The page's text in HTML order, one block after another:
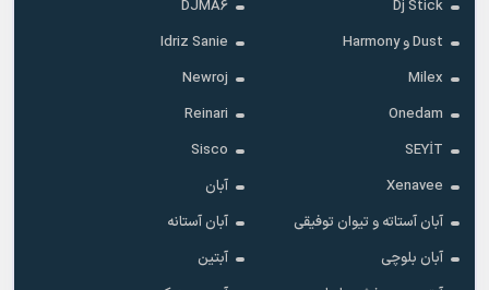
Dj Stick
DJMA6
Dust و Harmony
Idriz Sanie
Milex
Newroj
Onedam
Reinari
SEYİT
Sisco
Xenavee
آبان
آبان آستاته و تیوان توفیقی
آبان آستانه
آبان بلوچی
آبتین